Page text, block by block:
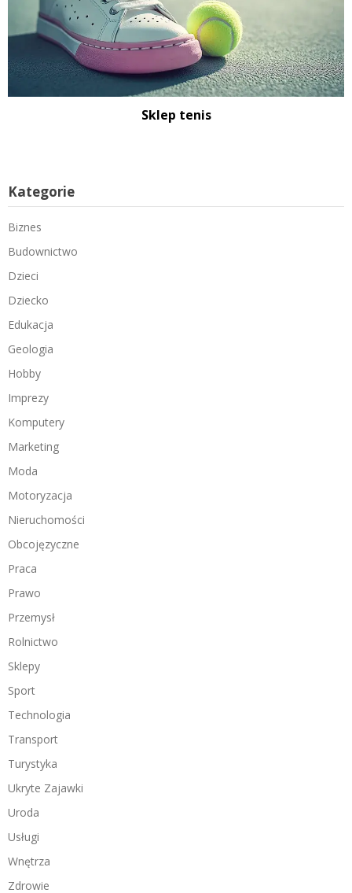
Sklep tenis
Kategorie
Biznes
Budownictwo
Dzieci
Dziecko
Edukacja
Geologia
Hobby
Imprezy
Komputery
Marketing
Moda
Motoryzacja
Nieruchomości
Obcojęzyczne
Praca
Prawo
Przemysł
Rolnictwo
Sklepy
Sport
Technologia
Transport
Turystyka
Ukryte Zajawki
Uroda
Usługi
Wnętrza
Zdrowie